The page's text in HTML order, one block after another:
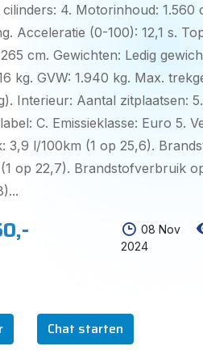
4. Motorinhoud: 1.560
Acceleratie (0-100): 12,1 s.
cm. Gewichten: Ledig
kg. GVW: 1.940 kg. Max.
Interieur: Aantal zitplaatsen:
C. Emissieklasse: Euro 5.
3,9 l/100km (1 op 25,6).
op 22,7). Brandstofverbruik
08 Nov
2024
Chat starten